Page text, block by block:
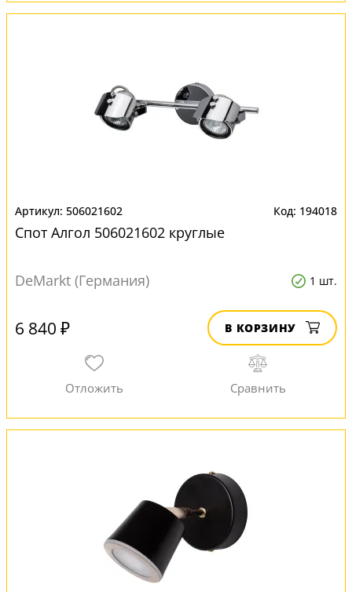
506021602 194018
Спот Алгол 506021602 круглые
DeMarkt (Германия) 1 шт.
6 840 ₽ В КОРЗИНУ